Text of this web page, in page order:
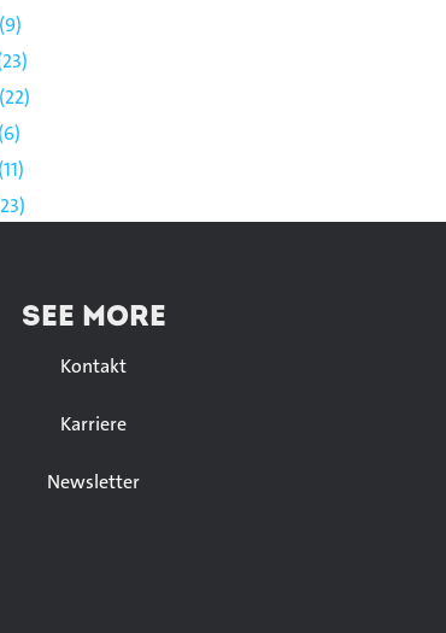
9
23
22
6
11
23
SEE MORE
Kontakt
Karriere
Newsletter